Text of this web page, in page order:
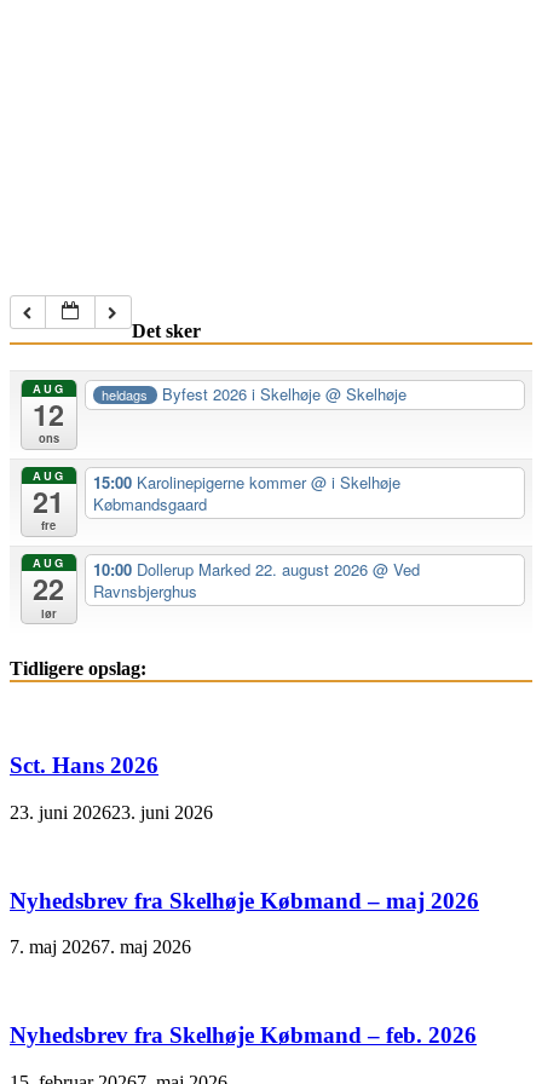
Det sker
AUG
12
ons
heldags Byfest 2026 i Skelhøje@ Skelhøje
AUG
21
fre
15:00 Karolinepigerne kommer@ i Skelhøje
Købmandsgaard
AUG
22
lør
10:00 Dollerup Marked 22. august 2026 @ Ved
Ravnsbjerghus
Tidligere opslag:
Sct. Hans 2026
23. juni 202623. juni 2026
Nyhedsbrev fra Skelhøje Købmand – maj 2026
7. maj 20267. maj 2026
Nyhedsbrev fra Skelhøje Købmand – feb. 2026